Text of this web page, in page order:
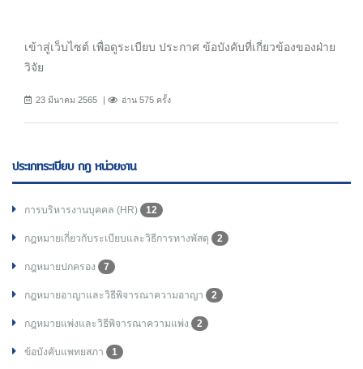
เข้าสู่เว็บไซต์ เพื่อดูระเบียบ ประกาศ ข้อบังคับที่เกี่ยวข้องของฝ่าย
วิจัย
23 มีนาคม 2565 อ่าน 575 ครั้ง
ประเภทระเบียบ กฎ หน่วยงาน
การบริหารงานบุคคล (HR) 12
กฎหมายเกี่ยวกับระเบียบและวิธีการทางพัสดุ 2
กฎหมายปกครอง 7
กฎหมายอาญาและวิธีพิจารณาความอาญา 2
กฎหมายแพ่งและวิธีพิจารณาความแพ่ง 2
ข้อบังคับแพทยสภา 1